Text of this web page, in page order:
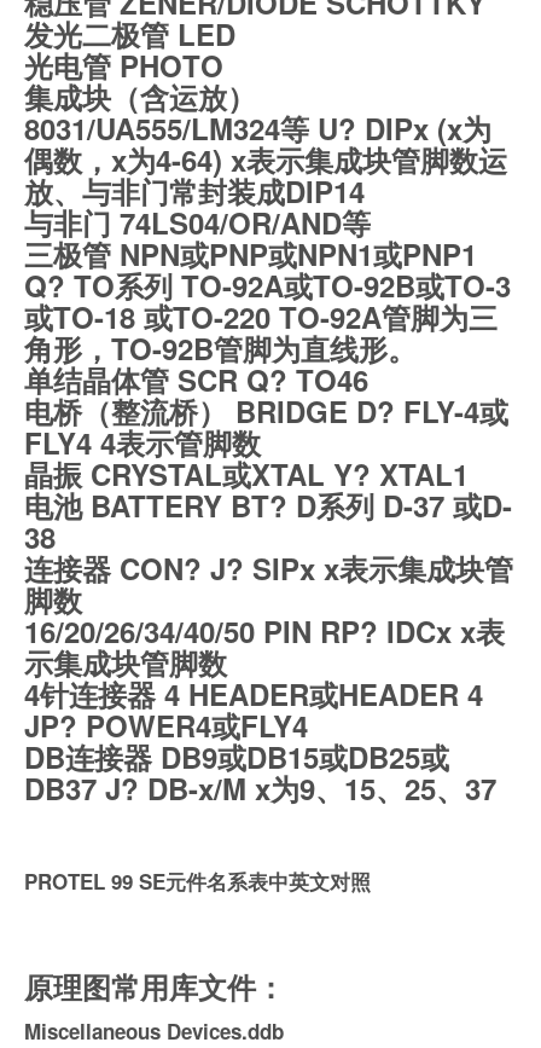
发光二极管 LED
光电管 PHOTO
集成块（含运放）
8031/UA555/LM324等 U? DIPx (x为
偶数，x为4-64) x表示集成块管脚数运
放、与非门常封装成DIP14
与非门 74LS04/OR/AND等
三极管 NPN或PNP或NPN1或PNP1
Q? TO系列 TO-92A或TO-92B或TO-3
或TO-18 或TO-220 TO-92A管脚为三
角形，TO-92B管脚为直线形。
单结晶体管 SCR Q? TO46
电桥（整流桥） BRIDGE D? FLY-4或
FLY4 4表示管脚数
晶振 CRYSTAL或XTAL Y? XTAL1
电池 BATTERY BT? D系列 D-37 或D-
38
连接器 CON? J? SIPx x表示集成块管
脚数
16/20/26/34/40/50 PIN RP? IDCx x表
示集成块管脚数
4针连接器 4 HEADER或HEADER 4
JP? POWER4或FLY4
DB连接器 DB9或DB15或DB25或
DB37 J? DB-x/M x为9、15、25、37
PROTEL 99 SE元件名系表中英文对照
原理图常用库文件：
Miscellaneous Devices.ddb